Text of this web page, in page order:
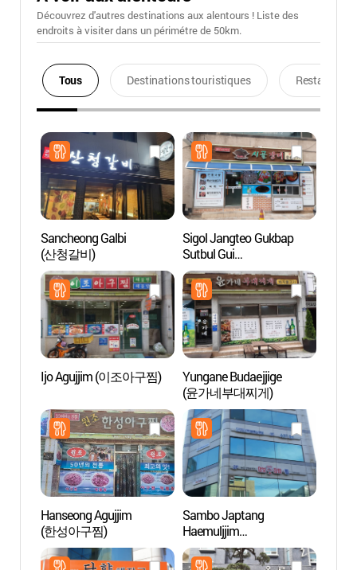
Découvrez d'autres destinations aux alentours ! Liste des
endroits à visiter dans un périmétre de 50km.
Tous Destinations touristiques Restaurants
Sancheong Galbi
(산청갈비)
Sigol Jangteo Gukbap
Sutbul Gui
(시골장터국밥숯불구이)
Ijo Agujjim (이조아구찜)
Yungane Budaejjige
(윤가네부대찌게)
Hanseong Agujjim
(한성아구찜)
Sambo Japtang
Haemuljjim
(삼보잡탕해물찜)